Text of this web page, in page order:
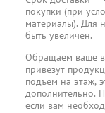
покупки (при
материалы). Для
быть увеличен.
Обращаем ваше
привезут
подъем на этаж,
дополнительно.
если вам